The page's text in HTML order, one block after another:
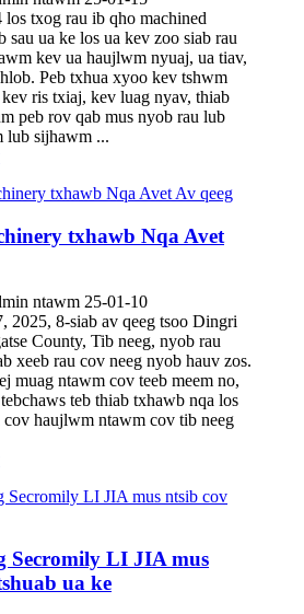
txog rau ib qho machined
sau ua ke los ua kev zoo siab rau
kev ua haujlwm nyuaj, ua tiav,
Peb txhua xyoo kev tshwm
ris txiaj, kev luag nyav, thiab
peb rov qab mus nyob rau lub
lub sijhawm ...
txhawb Nqa Avet
ntawm 25-01-10
2025, 8-siab av qeeg tsoo Dingri
County, Tib neeg, nyob rau
xeeb rau cov neeg nyob hauv zos.
muag ntawm cov teeb meem no,
teb thiab txhawb nqa los
haujlwm ntawm cov tib neeg
Secromily LI JIA mus
ua ke